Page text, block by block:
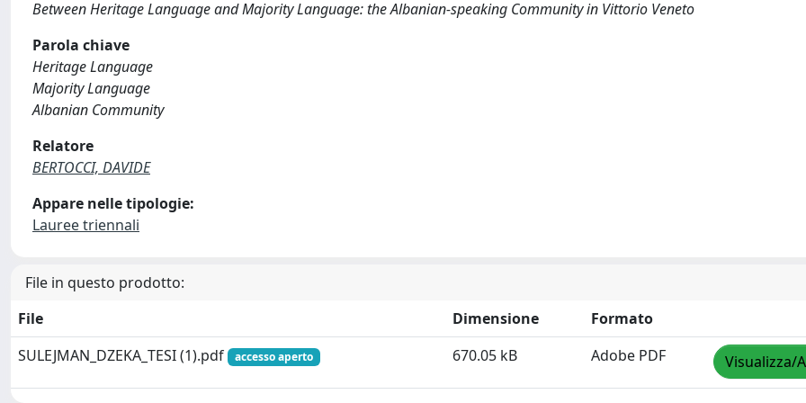
Between Heritage Language and Majority Language: the Albanian-speaking Community in Vittorio Veneto
Parola chiave
Heritage Language
Majority Language
Albanian Community
Relatore
BERTOCCI, DAVIDE
Appare nelle tipologie:
Lauree triennali
File in questo prodotto:
File
Dimensione
Formato
SULEJMAN_DZEKA_TESI (1).pdf
accesso aperto 670.05 kB Adobe PDF Visualizza/